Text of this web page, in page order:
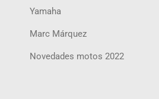
Yamaha
Marc Márquez
Novedades motos 2022